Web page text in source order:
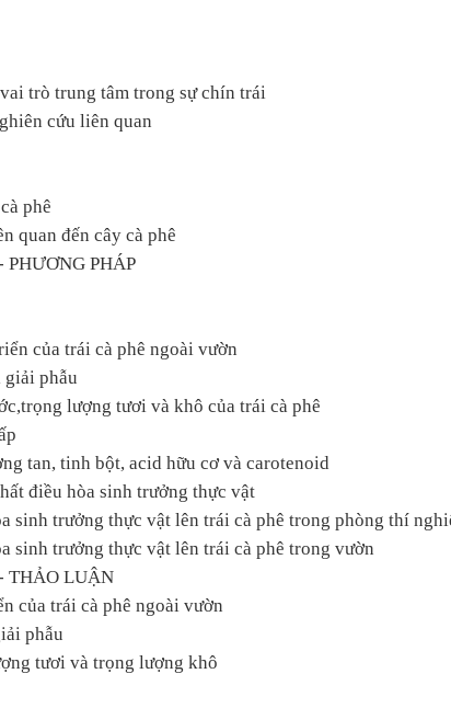
trò trung tâm trong sự chín trái
cứu liên quan
phê
quan đến cây cà phê
PHÁP
của trái cà phê ngoài vườn
giải phẫu
lượng tươi và khô của trái cà phê
tan, tinh bột, acid hữu cơ và carotenoid
điều hòa sinh trưởng thực vật
sinh trưởng thực vật lên trái cà phê trong phòng thí
sinh trưởng thực vật lên trái cà phê trong vườn
THẢO LUẬN
của trái cà phê ngoài vườn
phẫu
tươi và trọng lượng khô